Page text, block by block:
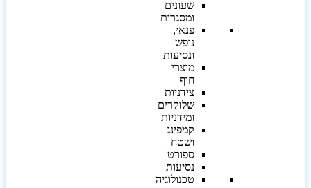
שעונים
ומסגרות
פנאי,
נופש
ונסיעות
מוצרי
חוף
צידניות
שלוקרים
ומידניות
קמפינג
ושטח
ספורט
נסיעות
טכנולוגיה